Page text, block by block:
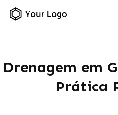
Drenagem em
Prática